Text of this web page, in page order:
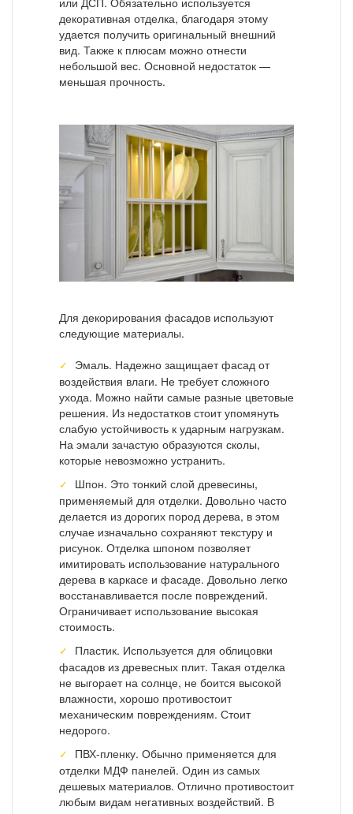
декоративная отделка, благодаря этому
удается получить оригинальный внешний
вид. Также к плюсам можно отнести
небольшой вес. Основной недостаток —
меньшая прочность.
Для декорирования фасадов используют
следующие материалы.
Эмаль. Надежно защищает фасад от
воздействия влаги. Не требует сложного
ухода. Можно найти самые разные цветовые
решения. Из недостатков стоит упомянуть
слабую устойчивость к ударным нагрузкам.
На эмали зачастую образуются сколы,
которые невозможно устранить.
Шпон. Это тонкий слой древесины,
применяемый для отделки. Довольно часто
делается из дорогих пород дерева, в этом
случае изначально сохраняют текстуру и
рисунок. Отделка шпоном позволяет
имитировать использование натурального
дерева в каркасе и фасаде. Довольно легко
восстанавливается после повреждений.
Ограничивает использование высокая
стоимость.
Пластик. Используется для облицовки
фасадов из древесных плит. Такая отделка
не выгорает на солнце, не боится высокой
влажности, хорошо противостоит
механическим повреждениям. Стоит
недорого.
ПВХ-пленку. Обычно применяется для
отделки МДФ панелей. Один из самых
дешевых материалов. Отлично противостоит
любым видам негативных воздействий. В